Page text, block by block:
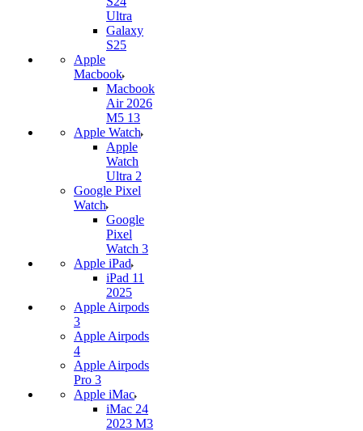
Ultra
Galaxy
S25
Apple
Macbook
Macbook
Air 2026
M5 13
Apple Watch
Apple
Watch
Ultra 2
Google Pixel
Watch
Google
Pixel
Watch 3
Apple iPad
iPad 11
2025
Apple Airpods
3
Apple Airpods
4
Apple Airpods
Pro 3
Apple iMac
iMac 24
2023 M3